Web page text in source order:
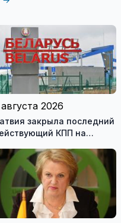
2026
закрыла последний
КПП на